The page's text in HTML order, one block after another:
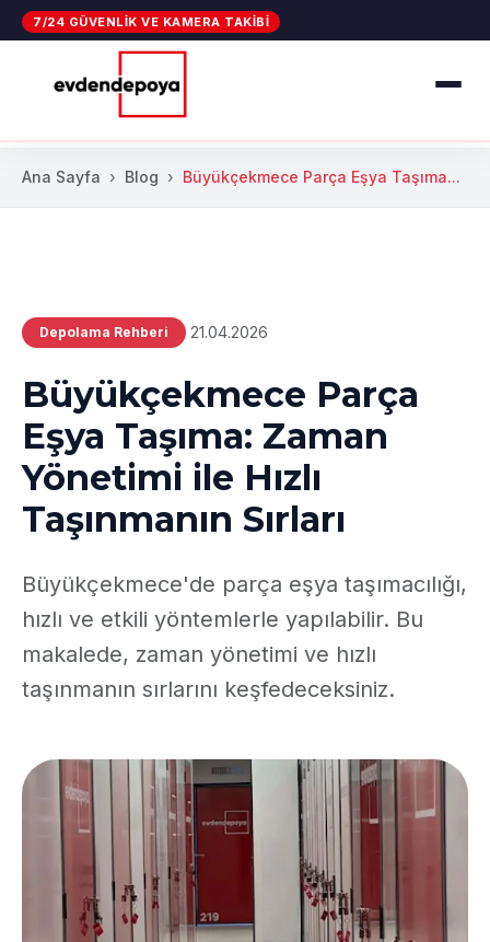
7/24 GÜVENLIK VE KAMERA TAKIBI
Ana Sayfa Blog Büyükçekmece Parça Eşya Taşıma...
Depolama Rehberi 21.04.2026
Büyükçekmece Parça
Eşya Taşıma: Zaman
Yönetimi ile Hızlı
Taşınmanın Sırları
Büyükçekmece'de parça eşya taşımacılığı,
hızlı ve etkili yöntemlerle yapılabilir. Bu
makalede, zaman yönetimi ve hızlı
taşınmanın sırlarını keşfedeceksiniz.